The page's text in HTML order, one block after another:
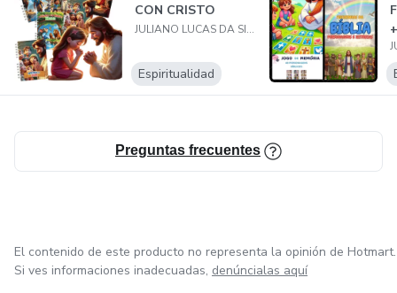
CON CRISTO
JULIANO LUCAS DA SILVA
Espiritualidad
Preguntas frecuentes
El contenido de este producto no representa la opinión de Hotmart.
Si ves informaciones inadecuadas, denúncialas aquí